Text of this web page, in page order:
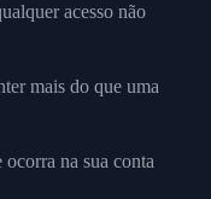
acesso não
mais do que uma
na sua conta